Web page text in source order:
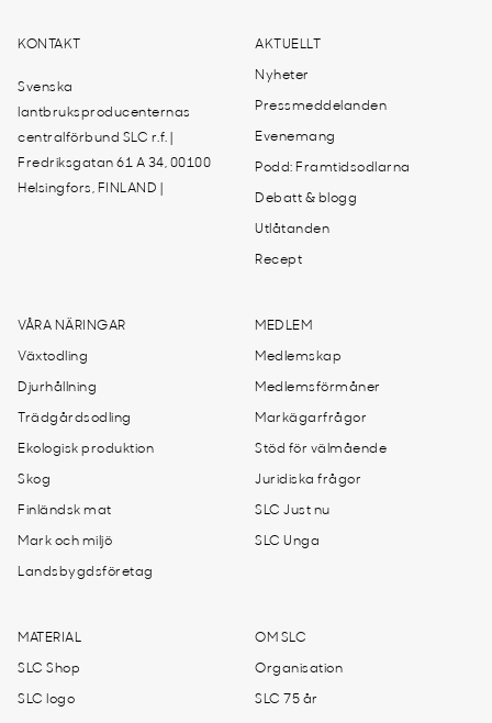
KONTAKT
Svenska
lantbruksproducenternas
centralförbund SLC r.f. |
Fredriksgatan 61 A 34, 00100
Helsingfors, FINLAND |
AKTUELLT
Nyheter
Pressmeddelanden
Evenemang
Podd: Framtidsodlarna
Debatt & blogg
Utlåtanden
Recept
VÅRA NÄRINGAR
Växtodling
Djurhållning
Trädgårdsodling
Ekologisk produktion
Skog
Finländsk mat
Mark och miljö
Landsbygdsföretag
MEDLEM
Medlemskap
Medlemsförmåner
Markägarfrågor
Stöd för välmående
Juridiska frågor
SLC Just nu
SLC Unga
MATERIAL
SLC Shop
SLC logo
OM SLC
Organisation
SLC 75 år